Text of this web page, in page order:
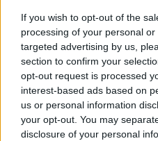
If you wish to opt-out of the
processing of your personal
targeted advertising by us,
section to confirm your
opt-out request is processed
interest-based ads based on
us or personal information
your opt-out. You may
disclosure of your personal